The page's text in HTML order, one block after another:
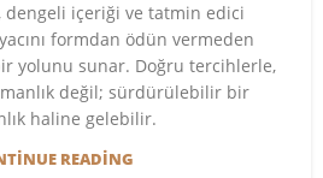
dengeli içeriği ve tatmin edici
formdan ödün vermeden
yolunu sunar. Doğru tercihlerle,
değil; sürdürülebilir bir
haline gelebilir.
READING